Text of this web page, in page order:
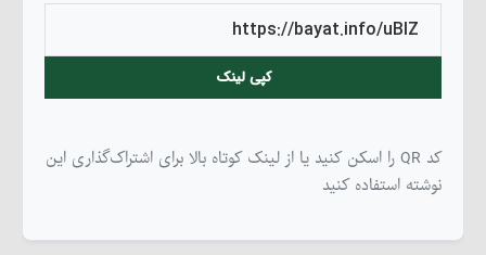
کپی لینک
کد QR را اسکن کنید یا از لینک کوتاه بالا برای اشتراک‌گذاری این
نوشته استفاده کنید